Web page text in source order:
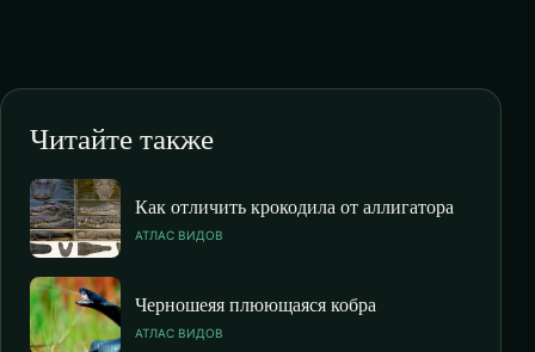
Читайте также
Как отличить крокодила от аллигатора
АТЛАС ВИДОВ
Черношеяя плюющаяся кобра
АТЛАС ВИДОВ